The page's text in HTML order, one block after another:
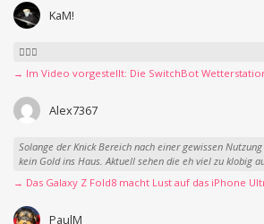
KaM!
👍🏻🤣
→ Im Video vorgestellt: Die SwitchBot
Alex7367
Solange der Knick Bereich nach einer gewissen
kein Gold ins Haus. Aktuell sehen die eh viel zu klobig
→ Das Galaxy Z Fold8 macht Lust auf das iPhone
PaulM